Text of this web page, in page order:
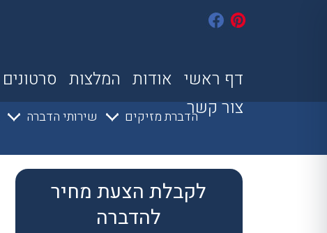
דף ראשי אודות המלצות סרטונים
צור קשרהדברת מזיקים שירותי הדברה
לקבלת הצעת מחיר
להדברה